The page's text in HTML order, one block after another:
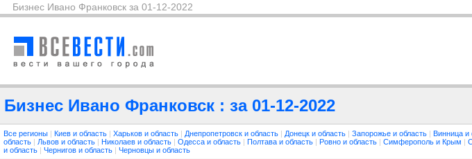
Бизнес Ивано Франковск за 01-12-2022
Бизнес Ивано Франковск : за 01-12-2022
Все регионы | Киев и область | Харьков и область | Днепропетровск и область | Донецк и область | Запорожье и область | Винница и
область | Львов и область | Николаев и область | Одесса и область | Полтава и область | Ровно и область | Симферополь и Крым |
и область | Чернигов и область | Черновцы и область